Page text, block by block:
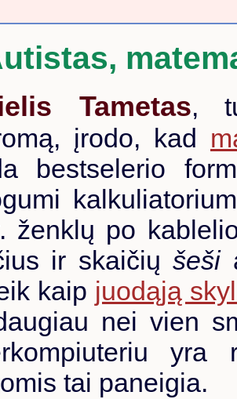
Tametas,
įrodo, kad
bestselerio
ženklų po
ir skaičiųšeši
kaip juodąją
nei vien
tai paneigia.